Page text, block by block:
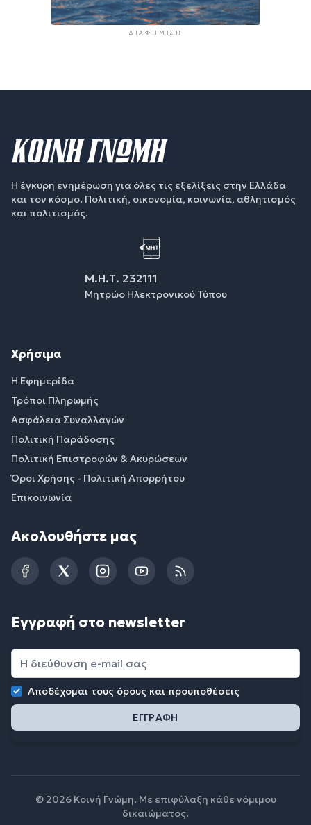
ΔΙΑΦΉΜΙΣΗ
Η έγκυρη ενημέρωση για όλες τις εξελίξεις στην Ελλάδα
και τον κόσμο. Πολιτική, οικονομία, κοινωνία, αθλητισμός
και πολιτισμός.
Μ.Η.Τ. 232111
Μητρώο Ηλεκτρονικού Τύπου
Χρήσιμα
Η Εφημερίδα
Τρόποι Πληρωμής
Ασφάλεια Συναλλαγών
Πολιτική Παράδοσης
Πολιτική Επιστροφών & Ακυρώσεων
Όροι Χρήσης - Πολιτική Απορρήτου
Επικοινωνία
Ακολουθήστε μας
FacebookTwitterInstagramYouTubeRSS
Εγγραφή στο newsletter
Αποδέχομαι τους όρους και προυποθέσεις
© 2026 Κοινή Γνώμη. Με επιφύλαξη κάθε νόμιμου
δικαιώματος.